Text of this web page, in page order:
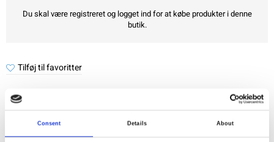
Consent Details About
Du skal være registreret og logget ind for at købe produkter i denne
butik.
Tilføj til favoritter
Kvalitet
Hurtig